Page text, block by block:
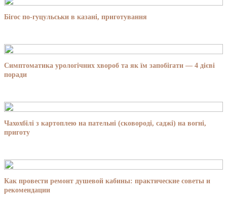
Бігос по-гуцульськи в казані, приготування
Симптоматика урологічних хвороб та як їм запобігати — 4 дієві
поради
Чахохбілі з картоплею на пательні (сковороді, саджі) на вогні,
приготу
Как провести ремонт душевой кабины: практические советы и
рекомендации